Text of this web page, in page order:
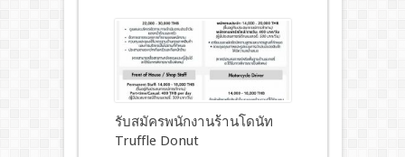
รับสมัครพนักงานร้านโดนัท
Truffle Donut